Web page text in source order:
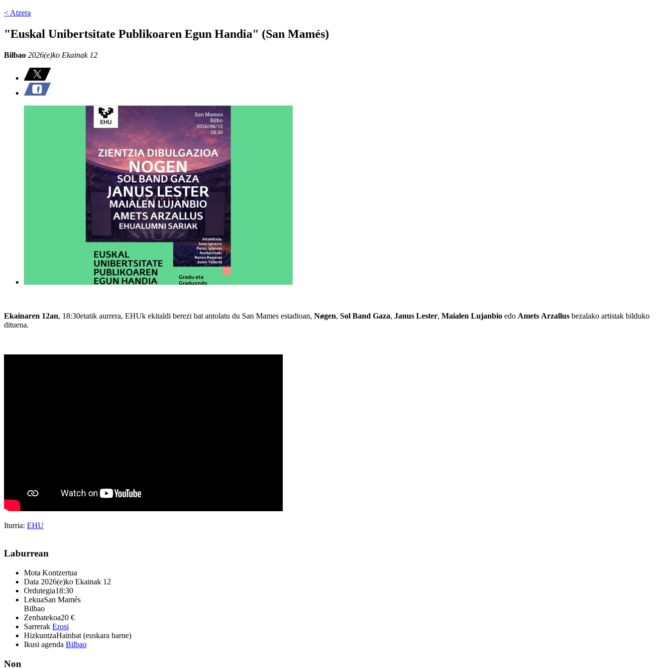
< Atzera
"Euskal Unibertsitate Publikoaren Egun Handia" (San Mamés)
Bilbao 2026(e)ko Ekainak 12
Ekainaren 12an, 18:30etatik aurrera, EHUk ekitaldi berezi bat antolatu du San Mames estadioan, Nøgen, Sol Band Gaza, Janus Lester, Maialen Lujanbio edo Amets Arzallus bezalako artistak bilduko
dituena.
Iturria: EHU
Laburrean
Mota Kontzertua
Data 2026(e)ko Ekainak 12
Ordutegia18:30
LekuaSan Mamés
Bilbao
Zenbatekoa20 €
Sarrerak Erosi
HizkuntzaHainbat (euskara barne)
Ikusi agenda Bilbao
Non